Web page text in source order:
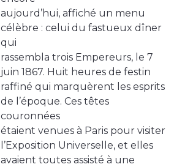
aujourd’hui, affiché un menu
célèbre : celui du fastueux dîner
qui
rassembla trois Empereurs, le 7
juin 1867. Huit heures de festin
raffiné qui marquèrent les esprits
de l’époque. Ces têtes
couronnées
étaient venues à Paris pour visiter
l’Exposition Universelle, et elles
avaient toutes assisté à une